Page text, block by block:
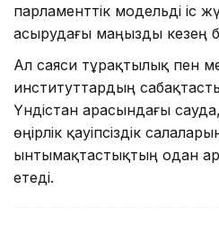
парламенттік модельді іс
асырудағы маңызды кезең
Ал саяси тұрақтылық пен
институттардың
Үндістан арасындағы
өңірлік қауіпсіздік
ынтымақтастықтың одан
етеді.